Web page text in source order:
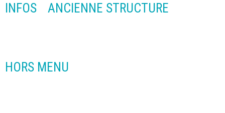
INFOS ANCIENNE STRUCTURE
HORS MENU